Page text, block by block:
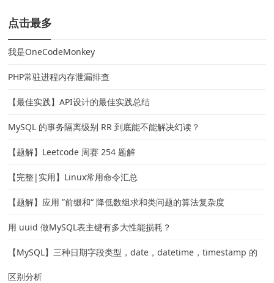
点击最多
我是OneCodeMonkey
PHP常驻进程内存泄漏排查
【最佳实践】API设计的最佳实践总结
MySQL 的事务隔离级别 RR 到底能不能解决幻读？
【题解】Leetcode 周赛 254 题解
【完整|实用】Linux常用命令汇总
【题解】应用 ”前缀和“ 降低数组求和类问题的算法复杂度
用 uuid 做MySQL表主键有多大性能损耗？
【MySQL】三种日期字段类型，date，datetime，timestamp 的
区别分析